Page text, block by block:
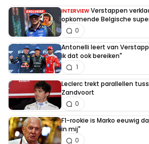
INTERVIEW Verstappen
opkomende Belgische
0
Antonelli leert van
ik dat ook bereiken"
1
Leclerc trekt parallellen
Zandvoort
0
F1-rookie is Marko eeuwig
in mij"
0